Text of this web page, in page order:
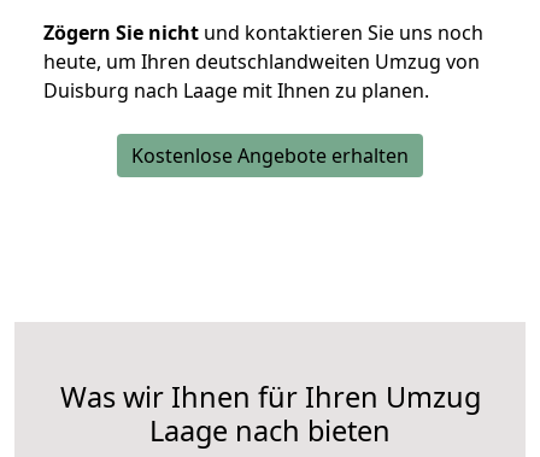
Zögern Sie nicht und kontaktieren Sie uns noch
heute, um Ihren deutschlandweiten Umzug von
Duisburg nach Laage mit Ihnen zu planen.
Kostenlose Angebote erhalten
Was wir Ihnen für Ihren Umzug
Laage nach bieten